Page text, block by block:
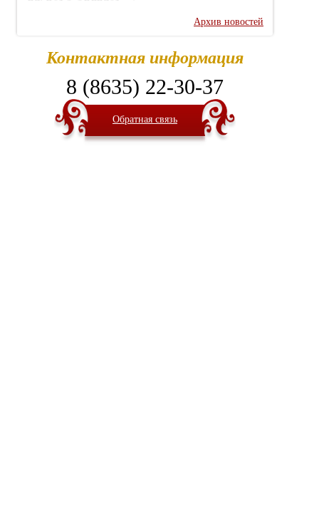
Архив новостей
Контактная информация
8 (8635) 22-30-37
Обратная связь